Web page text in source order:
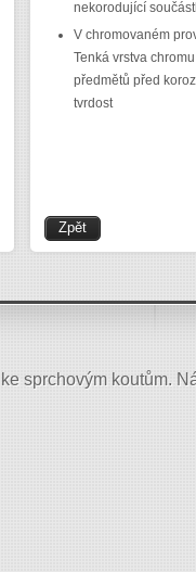
nekorodující
V chromovaném
Tenká vrstva
předmětů před
tvrdost
sprchovým koutům.